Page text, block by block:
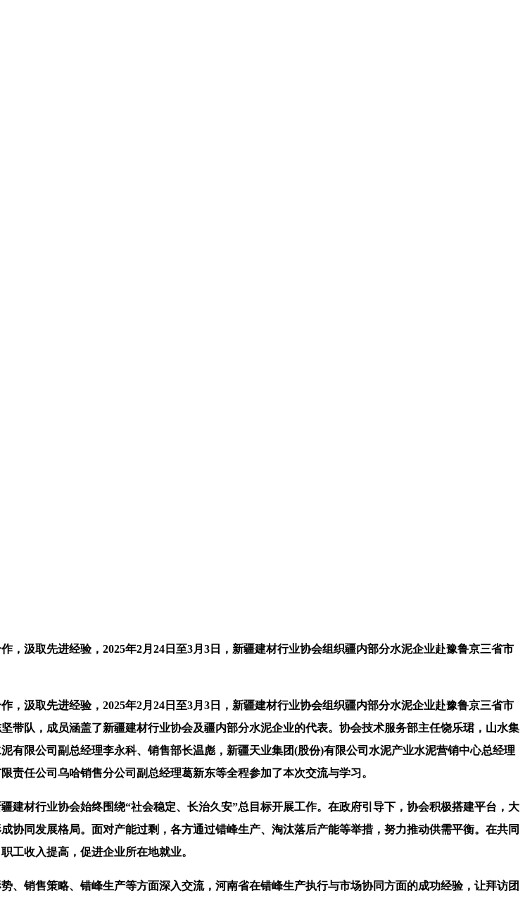
汲取先进经验，2025年2月24日至3月3日，新疆建材行业协会组织疆内部分水泥企业赴豫鲁京三省市
汲取先进经验，2025年2月24日至3月3日，新疆建材行业协会组织疆内部分水泥企业赴豫鲁京三省市
带队，成员涵盖了新疆建材行业协会及疆内部分水泥企业的代表。协会技术服务部主任饶乐珺，山水集
有限公司副总经理李永科、销售部长温彪，新疆天业集团(股份)有限公司水泥产业水泥营销中心总经理
任公司乌哈销售分公司副总经理葛新东等全程参加了本次交流与学习。
材行业协会始终围绕“社会稳定、长治久安”总目标开展工作。在政府引导下，协会积极搭建平台，大
同发展格局。面对产能过剩，各方通过错峰生产、淘汰落后产能等举措，努力推动供需平衡。在共同
工收入提高，促进企业所在地就业。
销售策略、错峰生产等方面深入交流，河南省在错峰生产执行与市场协同方面的成功经验，让拜访团